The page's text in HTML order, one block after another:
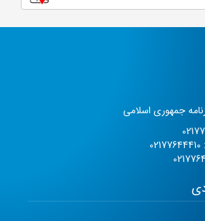
جمهوری اسلامی